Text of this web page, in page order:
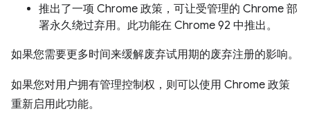
推出了一项 Chrome 政策，可让受管理的 Chrome 部
署永久绕过弃用。此功能在 Chrome 92 中推出。
如果您需要更多时间来缓解废弃试用期的废弃注册的影响。
如果您对用户拥有管理控制权，则可以使用 Chrome 政策
重新启用此功能。